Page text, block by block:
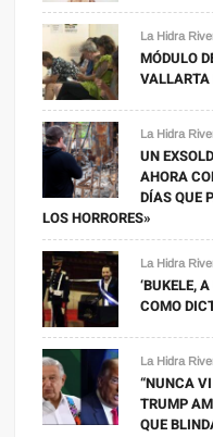
La Hidra
MÓDULO
La Hidra
UN
AHORA
DÍAS QUE
LOS HORRORES»
La Hidra
‘BUKELE,
COMO
La Hidra
“NUNCA
TRUMP
QUE